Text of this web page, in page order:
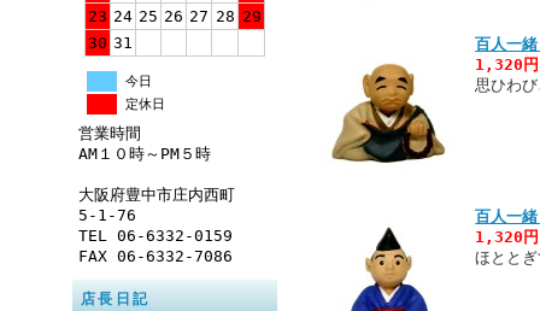
23 24 25 26 27 28 29
30 31
今日
定休日
営業時間
AM１０時～PM５時
大阪府豊中市庄内西町
5-1-76
TEL 06-6332-0159
FAX 06-6332-7086
店長日記
百人一
1,320
思ひわ
百人一
1,320
ほとと